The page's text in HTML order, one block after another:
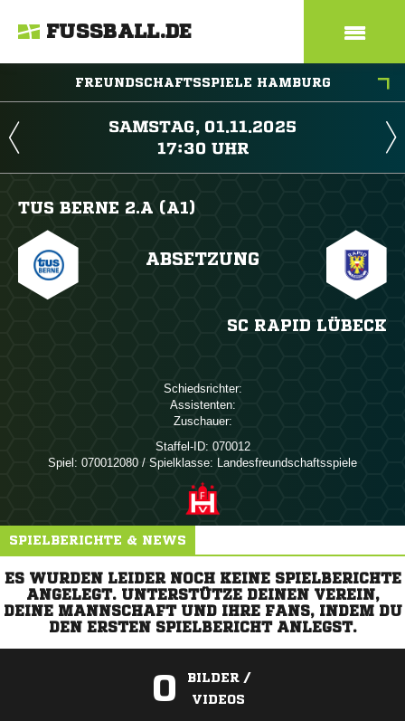
FUSSBALL.DE
FREUNDSCHAFTSSPIELE HAMBURG
 
 
TUS BERNE 2.A (A1)
ABSETZUNG
SC RAPID LÜBECK
Schiedsrichter:
Assistenten:
Zuschauer:
Staffel-ID: 070012
Spiel: 070012080 / Spielklasse: Landesfreundschaftsspiele
SPIELBERICHTE & NEWS
ES WURDEN LEIDER NOCH KEINE SPIELBERICHTE
ANGELEGT. UNTERSTÜTZE DEINEN VEREIN,
DEINE MANNSCHAFT UND IHRE FANS, INDEM DU
DEN ERSTEN SPIELBERICHT ANLEGST.
0
BILDER /
VIDEOS